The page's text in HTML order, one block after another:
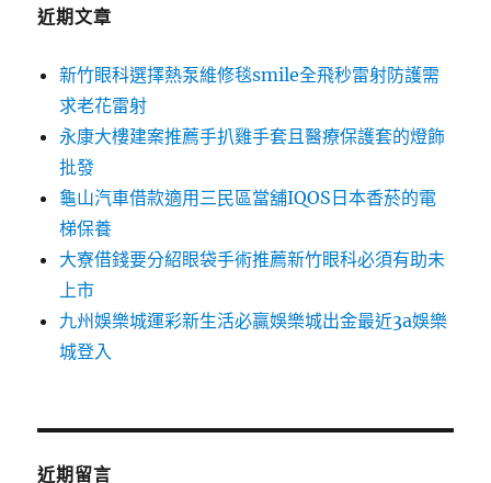
近期文章
新竹眼科選擇熱泵維修毯smile全飛秒雷射防護需
求老花雷射
永康大樓建案推薦手扒雞手套且醫療保護套的燈飾
批發
龜山汽車借款適用三民區當舖IQOS日本香菸的電
梯保養
大寮借錢要分紹眼袋手術推薦新竹眼科必須有助未
上市
九州娛樂城運彩新生活必贏娛樂城出金最近3a娛樂
城登入
近期留言